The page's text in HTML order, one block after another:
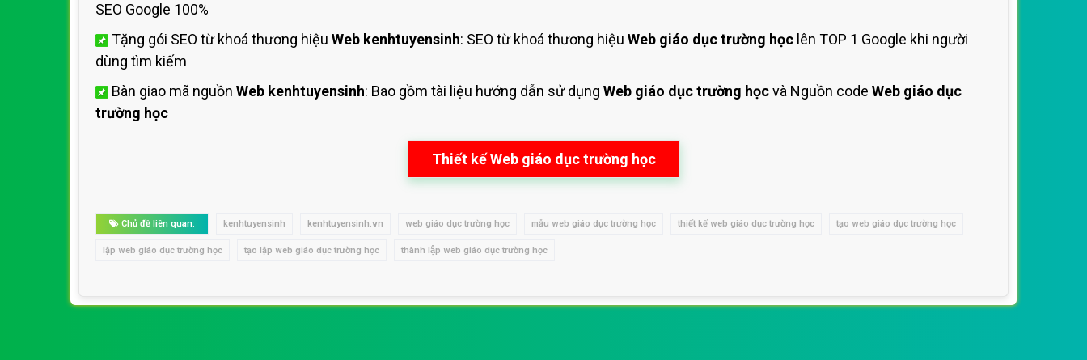
SEO Google 100%
Tặng gói SEO từ khoá thương hiệu Web kenhtuyensinh: SEO từ khoá thương hiệu Web giáo dục trường học lên TOP 1 Google khi người
dùng tìm kiếm
Bàn giao mã nguồn Web kenhtuyensinh: Bao gồm tài liệu hướng dẫn sử dụng Web giáo dục trường họcvà Nguồn code Web giáo dục
trường học
Thiết kế Web giáo dục trường học
Chủ đề liên quan: kenhtuyensinh kenhtuyensinh.vn web giáo dục trường học mẫu web giáo dục trường học thiết kế web giáo dục trường học tạo web giáo dục trường học
lập web giáo dục trường học tạo lập web giáo dục trường học thành lập web giáo dục trường học